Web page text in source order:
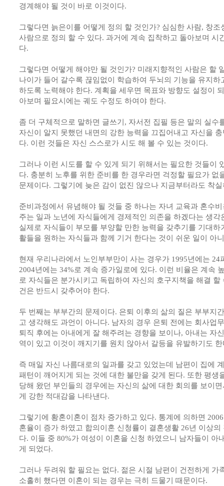
경계해야 될 것이 바로 이것이다.
그렇다면 늙은이를 어떻게 정의 할 것인가? 심심한 사람, 창
사람으로 정의 할 수 있다. 과거에 계속 집착하고 돌아보며 시
다.
그렇다면 어떻게 해야만 될 것인가? 미래지향적인 사람은 할
나이가 들어 갈수록 끊임없이 학습하여 두뇌의 기능을 유지하
하도록 노력해야 한다. 계획을 세우면 목표와 방향도 설정이
아보며 필요시에는 궤도 수정도 하여야 한다.
좀 더 구체적으로 말하면 글쓰기, 자서전 집필 등은 말의 실수
자신이 알지 못했던 내면의 강한 능력을 끄집어내고 자신을
다. 이런 것들은 자신 스스로가 시도 해 볼 수 있는 것이다.
그러나 이런 시도를 할 수 있게 되기 위해서는 필요한 것들이
다. 충분히 노후를 위한 준비를 한 경우라면 걱정할 필요가 없
문제이다. 그렇기에 늦은 감이 없진 않으나 지금부터라도 착
준비과정에서 유념해야 될 것들 중 하나는 자녀 교육과 혼수
주는 일과 노년에 자식들에게 경제적인 의존을 하겠다는 생각
실제로 자식들이 부모를 부양할 만한 능력을 갖추기를 기대하
활들을 원하는 자식들과 함께 기거 한다는 것이 쉬운 일이 아
현재 우리나라에서 노인부부만이 사는 경우가 1995년에는 24
2004년에는 34%로 계속 증가일로에 있다. 이런 비율은 계속
로 자식들은 분가시키고 독립하여 자신의 호구지책을 해결 할
건은 반드시 갖추어야 한다.
두 번째는 부부간의 문제이다. 은퇴 이후의 삶의 질은 부부지
고 생각해도 과언이 아니다. 남자의 경우 은퇴 전에는 회사업
퇴직 후에는 아내에게 잘 해주려는 경향을 보이나, 아내는 자
역이 있고 이것이 깨지기를 원치 않아서 갈등을 유발하기도 한
즉 매일 자신 나름대로의 일과를 갖고 있었는데 남편이 집에
패턴이 깨어지게 되는 것에 대한 불만을 갖게 된다. 또한 평생
당해 왔던 부인들의 경우에는 자신의 삶에 대한 회의를 보이
게 강한 적대감을 나타낸다.
그렇기에 황혼이혼이 점차 증가하고 있다. 통계에 의하면
혼율이 증가 하였고 합의이혼 신청률이 결혼생활 26년 이상
다. 이들 중 80%가 여성이 이혼을 신청 하였으니 남자들이 아
게 되었다.
그러나 두려워 할 필요는 없다. 젊은 시절 남편이 건전하게 가
소홀히 했다면 이혼이 되는 경우는 극히 드물기 때문이다.